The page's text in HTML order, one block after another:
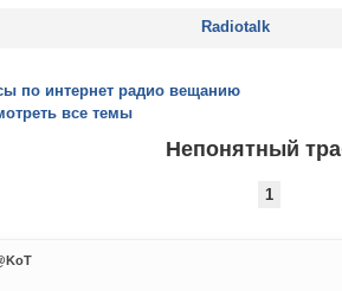
Radiotalk
по интернет радио вещанию
все темы
Непонятный
1